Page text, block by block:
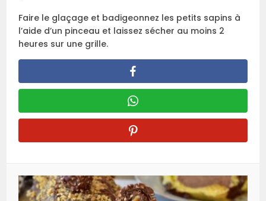
Faire le glaçage et badigeonnez les petits sapins à
l’aide d’un pinceau et laissez sécher au moins 2
heures sur une grille.